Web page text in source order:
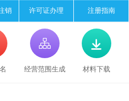
销 许可证办理 注册指南

经营范围生成

材料下载